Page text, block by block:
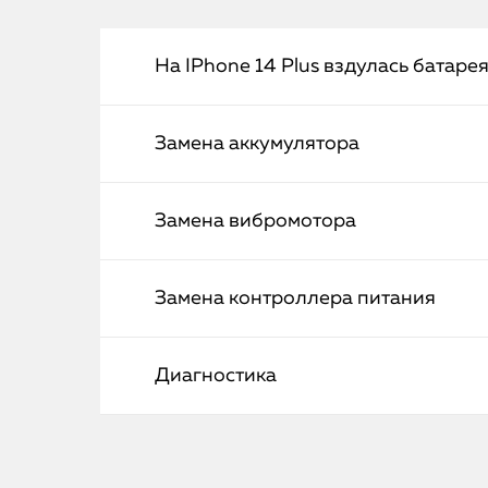
На IPhone 14 Plus вздулась батарея
Замена аккумулятора
Замена вибромотора
Замена контроллера питания
Диагностика